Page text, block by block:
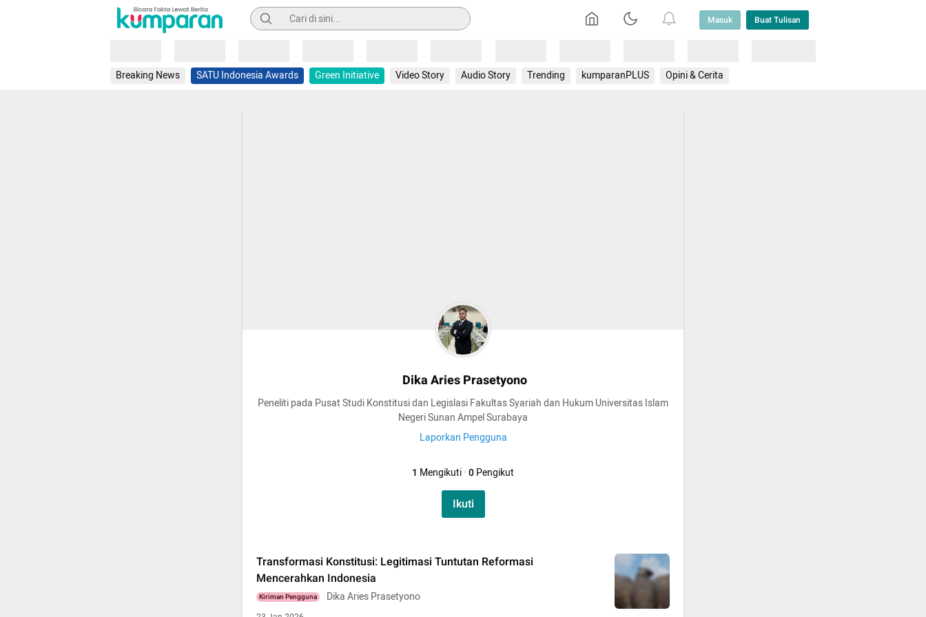
Pencarian Masuk Buat Tulisan
Breaking News SATU Indonesia Awards Green Initiative Video Story Audio Story Trending kumparanPLUS Opini & Cerita
Dika Aries Prasetyono
Peneliti pada Pusat Studi Konstitusi dan Legislasi Fakultas Syariah dan Hukum Universitas Islam
Negeri Sunan Ampel Surabaya
Laporkan Pengguna
1 Mengikuti·0Pengikut
Ikuti
Transformasi Konstitusi: Legitimasi Tuntutan Reformasi
Mencerahkan Indonesia
Kiriman Pengguna Dika Aries Prasetyono